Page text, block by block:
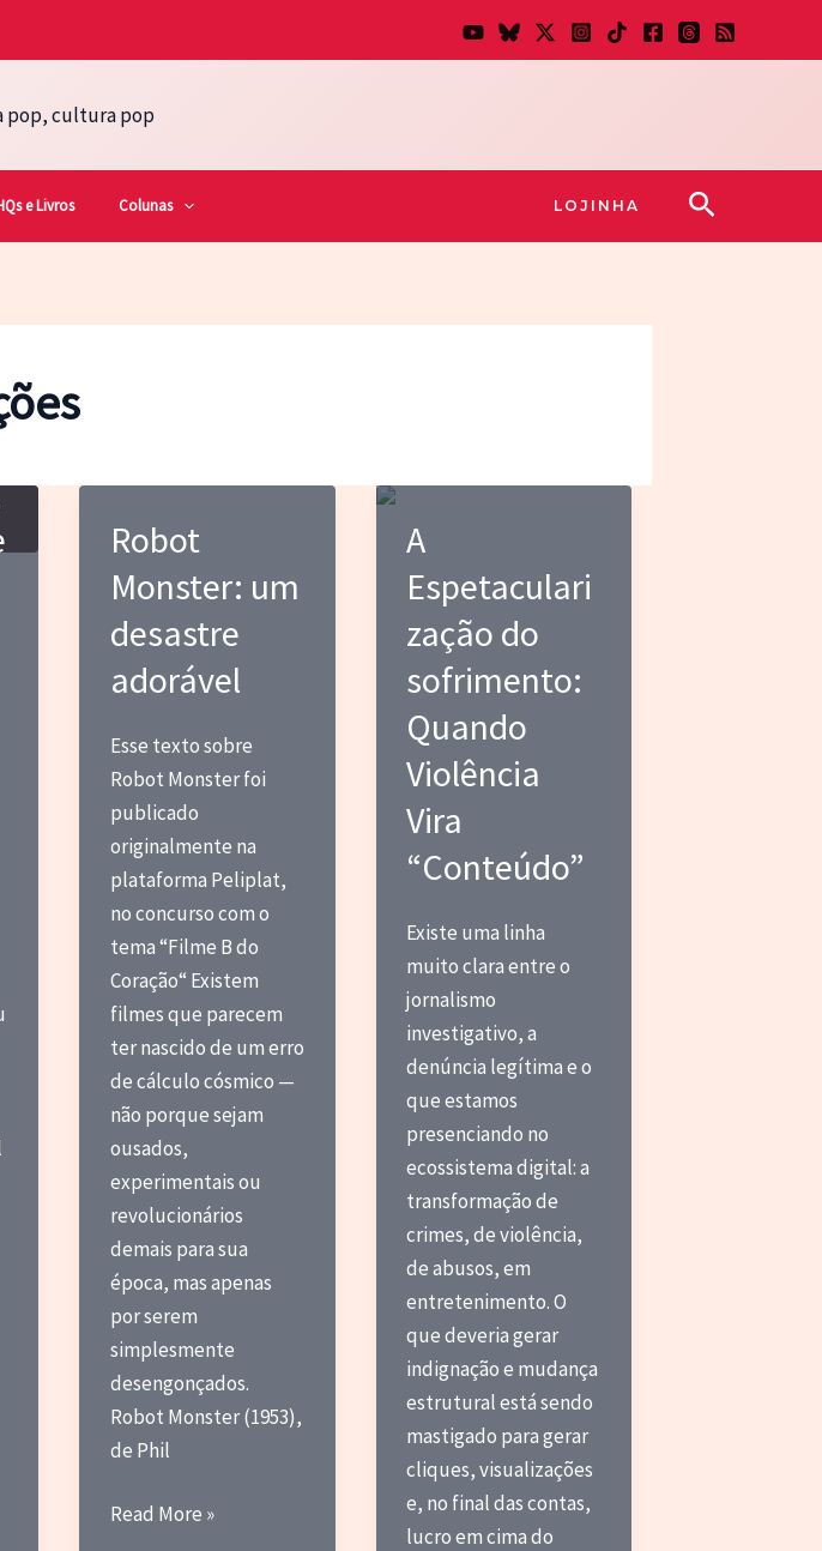
e Livros Colunas LOJINHA Pesquisar
Robot
Monster: um
desastre
adorável
Esse texto sobre
Robot Monster foi
publicado
originalmente na
plataforma Peliplat,
no concurso com o
tema “Filme B do
Coração“ Existem
filmes que parecem
ter nascido de um erro
de cálculo cósmico —
não porque sejam
ousados,
experimentais ou
revolucionários
demais para sua
época, mas apenas
por serem
simplesmente
desengonçados.
Robot Monster (1953),
de Phil
Robot
Read More »
A
Espetaculari
zação do
sofrimento:
Quando
Violência
Vira
“Conteúdo”
Existe uma linha
muito clara entre o
jornalismo
investigativo, a
denúncia legítima e o
que estamos
presenciando no
ecossistema digital: a
transformação de
crimes, de violência,
de abusos, em
entretenimento. O
que deveria gerar
indignação e mudança
estrutural está sendo
mastigado para gerar
cliques, visualizações
e, no final das contas,
lucro em cima do